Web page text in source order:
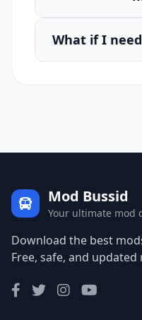
What if I
Mod Bussid
Your ultimate mod
Download the best
Free, safe, and updated